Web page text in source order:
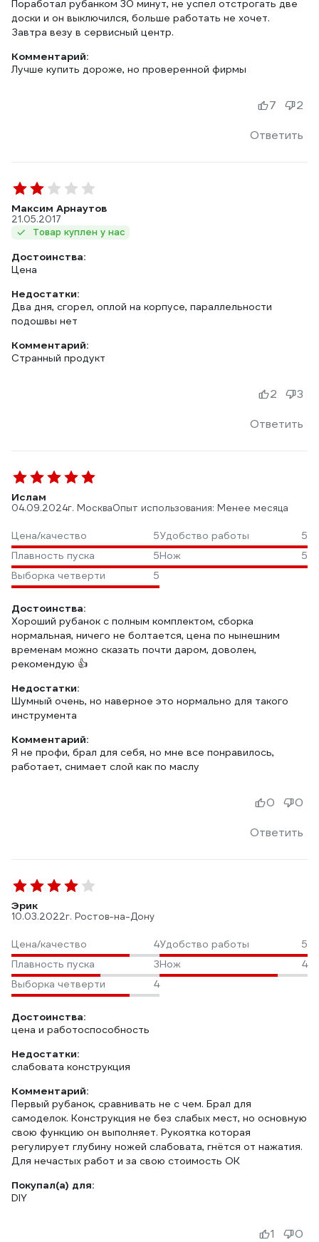
Поработал рубанком 30 минут, не успел отстрогать две
доски и он выключился, больше работать не хочет.
Завтра везу в сервисный центр.
Комментарий:
Лучше купить дороже, но проверенной фирмы
Ответить
7 2
Максим Арнаутов
21.05.2017
Товар куплен у нас
Достоинства:
Цена
Недостатки:
Два дня, сгорел, оплой на корпусе, параллельности
подошвы нет
Комментарий:
Странный продукт
Ответить
2 3
Ислам
04.09.2024г. МоскваОпыт использования: Менее месяца
Цена/качество 5Удобство работы
5
Плавность пуска
5Нож
5
Выборка четверти
5
Достоинства:
Хороший рубанок с полным комплектом, сборка
нормальная, ничего не болтается, цена по нынешним
временам можно сказать почти даром, доволен,
рекомендую 👍
Недостатки:
Шумный очень, но наверное это нормально для такого
инструмента
Комментарий:
Я не профи, брал для себя, но мне все понравилось,
работает, снимает слой как по маслу
Ответить
0 0
Эрик
10.03.2022г. Ростов-на-Дону
Цена/качество 4Удобство работы
5
Плавность пуска
3Нож
4
Выборка четверти
4
Достоинства:
цена и работоспособность
Недостатки:
слабовата конструкция
Комментарий:
Первый рубанок, сравнивать не с чем. Брал для
самоделок. Конструкция не без слабых мест, но основную
свою функцию он выполняет. Рукоятка которая
регулирует глубину ножей слабовата, гнётся от нажатия.
Для нечастых работ и за свою стоимость ОК
Покупал(а) для:
DIY
1 0